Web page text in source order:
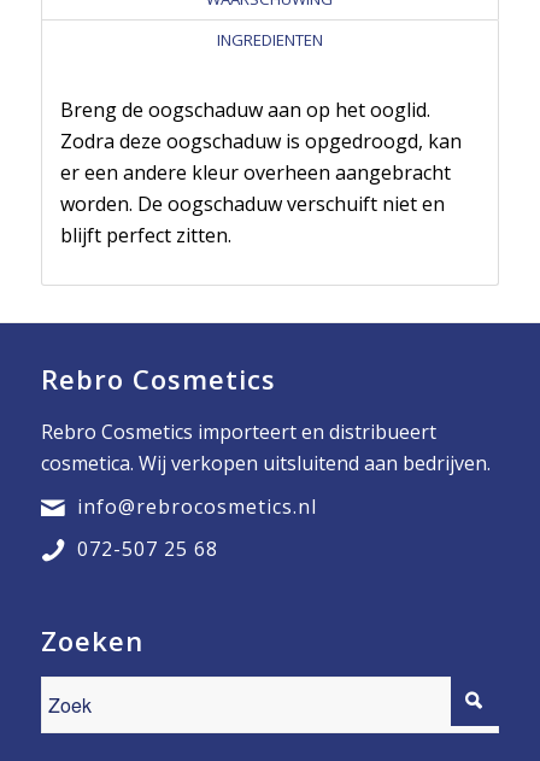
INGREDIENTEN
Breng de oogschaduw aan op het ooglid.
Zodra deze oogschaduw is opgedroogd, kan
er een andere kleur overheen aangebracht
worden. De oogschaduw verschuift niet en
blijft perfect zitten.
Rebro Cosmetics
Rebro Cosmetics importeert en distribueert
cosmetica. Wij verkopen uitsluitend aan bedrijven.
info@rebrocosmetics.nl
072-507 25 68
Zoeken